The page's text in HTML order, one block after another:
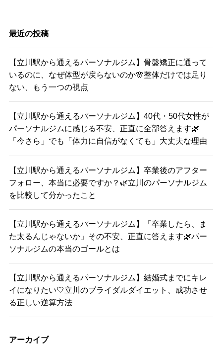
最近の投稿
【立川駅から通えるパーソナルジム】骨盤矯正に通って
いるのに、なぜ体型が戻らないのか🌸整体だけでは足り
ない、もう一つの視点
【立川駅から通えるパーソナルジム】40代・50代女性が
パーソナルジムに感じる不安、正直に全部答えます🌿
「今さら」でも「体力に自信がなくても」大丈夫な理由
【立川駅から通えるパーソナルジム】卒業後のアフター
フォロー、本当に必要ですか？🌿立川のパーソナルジム
を比較して分かったこと
【立川駅から通えるパーソナルジム】「卒業したら、ま
た太るんじゃないか」その不安、正直に答えます🌿パー
ソナルジムの本当のゴールとは
【立川駅から通えるパーソナルジム】結婚式までにキレ
イになりたい🤍立川のブライダルダイエット、成功させ
る正しい逆算方法
アーカイブ